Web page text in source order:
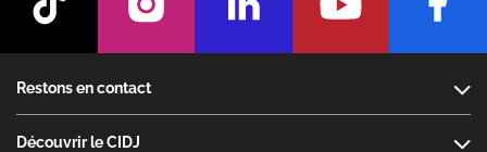
Restons en contact
Découvrir le CIDJ